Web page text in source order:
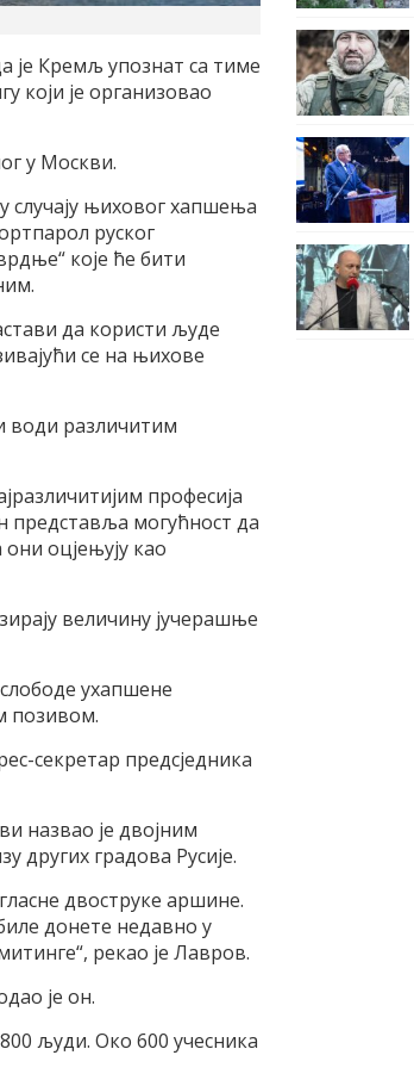
је Кремљ упознат са тиме
који је организовао
у Москви.
случају њиховог хапшења
руског
које ће бити
да користи људе
се на њихове
води различитим
професија
представља могућност да
оцјењују као
величину јучерашње
ухапшене
позивом.
секретар предсједника
назвао је двојним
других градова Русије.
двоструке аршине.
донете недавно у
рекао је Лавров.
је он.
људи. Око 600 учесника